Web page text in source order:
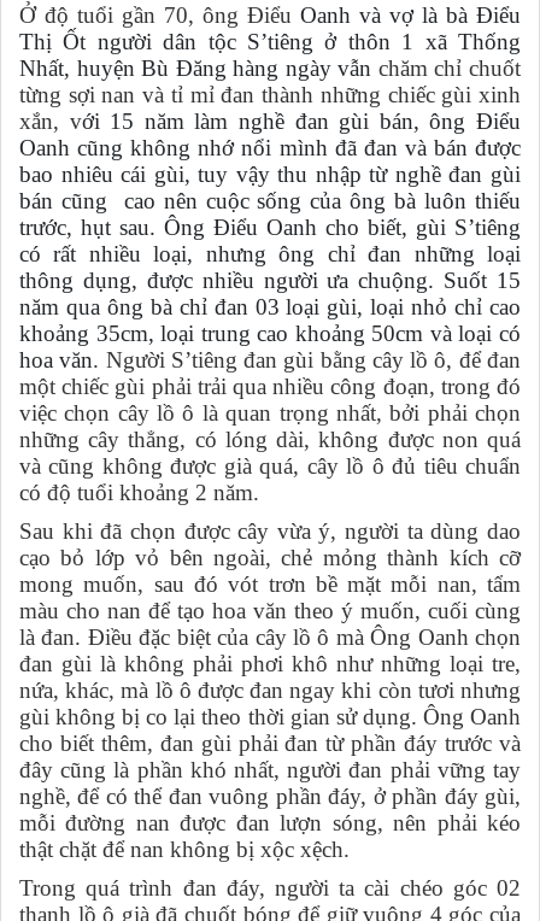
Ở độ tuổi gần 70, ông Điểu Oanh và vợ là bà Điểu
Thị Ốt người dân tộc S’tiêng ở thôn 1 xã Thống
Nhất, huyện Bù Đăng hàng ngày vẫn chăm chỉ chuốt
từng sợi nan và tỉ mỉ đan thành những chiếc gùi xinh
xắn, với 15 năm làm nghề đan gùi bán, ông Điểu
Oanh cũng không nhớ nổi mình đã đan và bán được
bao nhiêu cái gùi, tuy vậy thu nhập từ nghề đan gùi
bán cũng cao nên cuộc sống của ông bà luôn thiếu
trước, hụt sau. Ông Điểu Oanh cho biết, gùi S’tiêng
có rất nhiều loại, nhưng ông chỉ đan những loại
thông dụng, được nhiều người ưa chuộng. Suốt 15
năm qua ông bà chỉ đan 03 loại gùi, loại nhỏ chỉ cao
khoảng 35cm, loại trung cao khoảng 50cm và loại có
hoa văn. Người S’tiêng đan gùi bằng cây lồ ô, để đan
một chiếc gùi phải trải qua nhiều công đoạn, trong đó
việc chọn cây lồ ô là quan trọng nhất, bởi phải chọn
những cây thẳng, có lóng dài, không được non quá
và cũng không được già quá, cây lồ ô đủ tiêu chuẩn
có độ tuổi khoảng 2 năm.
Sau khi đã chọn được cây vừa ý, người ta dùng dao
cạo bỏ lớp vỏ bên ngoài, chẻ mỏng thành kích cỡ
mong muốn, sau đó vót trơn bề mặt mỗi nan, tẩm
màu cho nan để tạo hoa văn theo ý muốn, cuối cùng
là đan. Điều đặc biệt của cây lồ ô mà Ông Oanh chọn
đan gùi là không phải phơi khô như những loại tre,
nứa, khác, mà lồ ô được đan ngay khi còn tươi nhưng
gùi không bị co lại theo thời gian sử dụng. Ông Oanh
cho biết thêm, đan gùi phải đan từ phần đáy trước và
đây cũng là phần khó nhất,người đan phải vững tay
nghề, để có thể đan vuông phần đáy, ở phần đáy gùi,
mỗi đường nan được đan lượn sóng, nên phải kéo
thật chặt để nan không bị xộc xệch.
Trong quá trình đan đáy, người ta cài chéo góc 02
thanh lồ ô già đã chuốt bóng để giữ vuông 4 góc của